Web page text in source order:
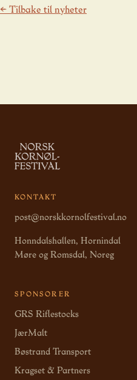
← Tilbake til nyheter
KONTAKT
post@norskkornolfestival.no
Honndalshallen, Hornindal
Møre og Romsdal, Noreg
SPONSORER
GRS Riflestocks
JærMalt
Bøstrand Transport
Kragset & Partners